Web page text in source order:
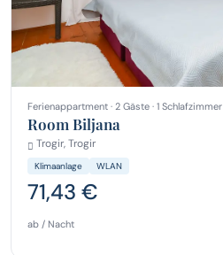
Ferienappartment · 2 Gäste · 1 Schlafzimmer
Room Biljana
Trogir, Trogir
Klimaanlage WLAN
71,43 €
ab / Nacht